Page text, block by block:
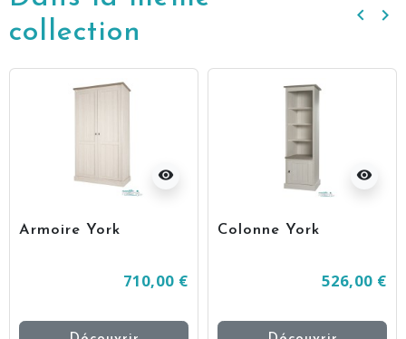
collection
keyboard_arrow_left keyboard_arrow_right
visibility
Armoire York
710,00 €
visibility
Colonne York
526,00 €